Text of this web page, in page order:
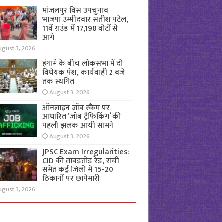
मांजलपुर विस उपचुनाव :
भाजपा उम्मीदवार सतीश पटेल,
11वें राउंड में 17,198 वोटों से
आगे
3, 2026
हंगामे के बीच लोकसभा में दो
विधेयक पेश, कार्यवाही 2 बजे
तक स्थगित
August 3, 2026
ऑनलाइन जॉब स्कैम पर
आधारित ‘जॉब ट्रैफिकिंग’ की
पहली झलक आयी सामने
August 3, 2026
JPSC Exam Irregularities:
CID की ताबड़तोड़ रेड, रांची
समेत कई जिलों में 15-20
ठिकानों पर छापेमारी
3, 2026